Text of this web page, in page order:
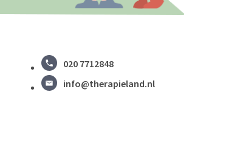
020 7712848
info@therapieland.nl